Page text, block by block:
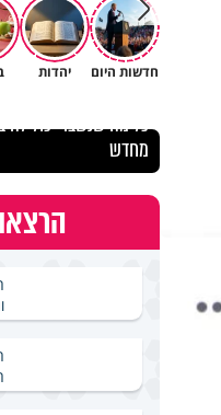
חדשות היום יהדות
כל מה שנשבר יכול
מחדש